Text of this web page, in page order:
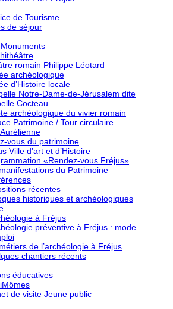
de Tourisme
de séjour
romain Philippe Léotard
archéologique
d’Histoire locale
Notre-Dame-de-Jérusalem dite
Cocteau
archéologique du vivier romain
Patrimoine / Tour circulaire
vous du patrimoine
Ville d’art et d’Histoire
«Rendez-vous Fréjus»
du Patrimoine
récentes
historiques et archéologiques
à Fréjus
préventive à Fréjus : mode
de l’archéologie à Fréjus
chantiers récents
éducatives
de visite Jeune public